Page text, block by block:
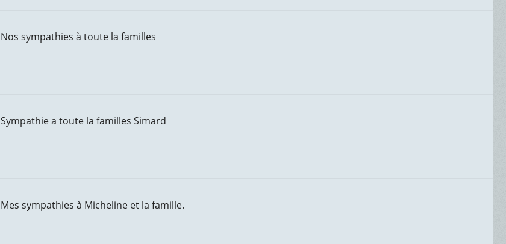
Nos sympathies à toute la familles
Sympathie a toute la familles Simard
Mes sympathies à Micheline et la famille.